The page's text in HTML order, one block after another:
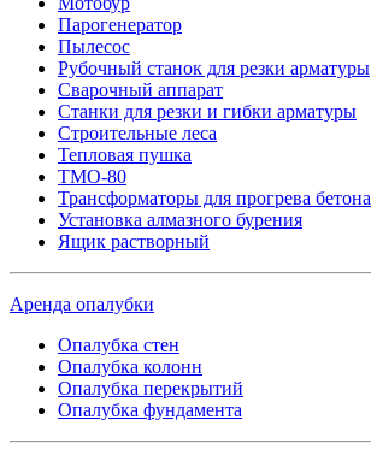
Парогенератор
Пылесос
Рубочный станок для резки арматуры
Сварочный аппарат
Станки для резки и гибки арматуры
Строительные леса
Тепловая пушка
ТМО-80
Трансформаторы для прогрева бетона
Установка алмазного бурения
Ящик растворный
Аренда опалубки
Опалубка стен
Опалубка колонн
Опалубка перекрытий
Опалубка фундамента